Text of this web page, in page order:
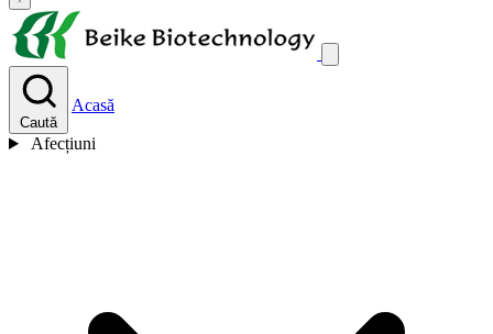
Caută
Acasă
Afecțiuni